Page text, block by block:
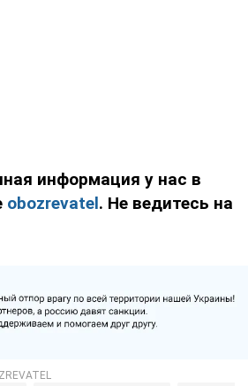
информация у нас в
obozrevatel. Не ведитесь на